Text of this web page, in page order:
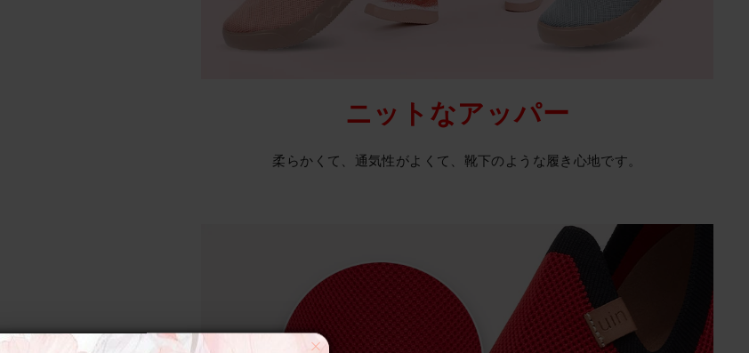
ニットなアッパー
柔らかくて、通気性がよくて、靴下のような履き心地です。